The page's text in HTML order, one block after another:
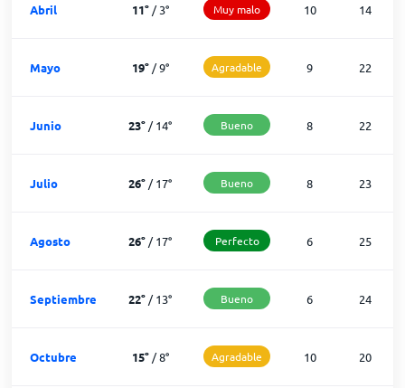
Abril 11°/3° Muy malo 10 14
Mayo 19°/9° Agradable 9 22
Junio 23° /14° Bueno 8 22
Julio 26° /17° Bueno 8 23
Agosto 26° /17° Perfecto 6 25
Septiembre 22° /13° Bueno 6 24
Octubre 15°/8° Agradable 10 20